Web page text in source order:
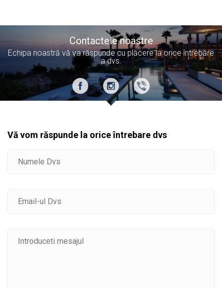
Contactele noastre
Echipa noastră vă va răspunde cu plăcere la orice întrebăre
a dvs.
Vă vom răspunde la orice întrebare dvs